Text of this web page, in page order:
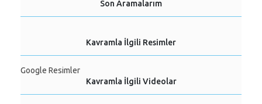
Son Aramalarım
Kavramla İlgili Resimler
Google Resimler
Kavramla İlgili Videolar